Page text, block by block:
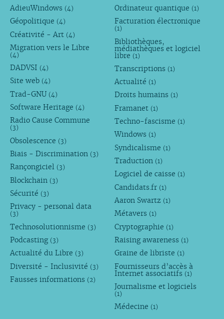
AdieuWindows (4)
Géopolitique (4)
Créativité - Art (4)
Migration vers le Libre
(4)
DADVSI (4)
Site web (4)
Trad-GNU (4)
Software Heritage (4)
Radio Cause Commune
(3)
Obsolescence (3)
Biais - Discrimination (3)
Rançongiciel (3)
Blockchain (3)
Sécurité (3)
Privacy - personal data
(3)
Technosolutionnisme (3)
Podcasting (3)
Actualité du Libre (3)
Diversité - Inclusivité (3)
Fausses informations (2)
Ordinateur quantique (1)
Facturation électronique
(1)
Bibliothèques,
médiathèques et logiciel
libre (1)
Transcriptions (1)
Actualité (1)
Droits humains (1)
Framanet (1)
Techno-fascisme (1)
Windows (1)
Syndicalisme (1)
Traduction (1)
Logiciel de caisse (1)
Candidats.fr (1)
Aaron Swartz (1)
Métavers (1)
Cryptographie (1)
Raising awareness (1)
Graine de libriste (1)
Fournisseurs d’accès à
Internet associatifs (1)
Journalisme et logiciels
(1)
Médecine (1)